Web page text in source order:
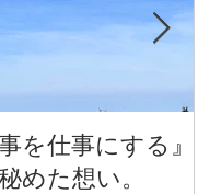
を仕事にする』
めた想い。